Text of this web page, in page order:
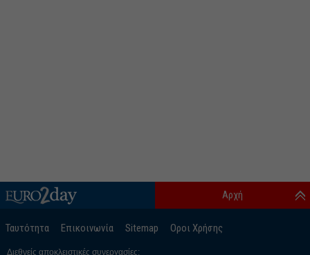
Ταυτότητα Επικοινωνία Sitemap Οροι Χρήσης
Αρχή
Διεθνείς αποκλειστικές συνεργασίες: